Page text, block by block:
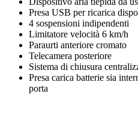
Presa USB per ricarica
4 sospensioni indipendenti
Limitatore velocità 6 km/h
Paraurti anteriore cromato
Telecamera posteriore
Sistema di chiusura
Presa carica batterie sia
porta